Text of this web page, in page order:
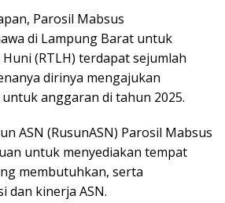
Parosil Mabsus
di Lampung Barat untuk
(RTLH) terdapat sejumlah
dirinya mengajukan
anggaran di tahun 2025.
ASN (RusunASN) Parosil Mabsus
untuk menyediakan tempat
membutuhkan, serta
dan kinerja ASN.